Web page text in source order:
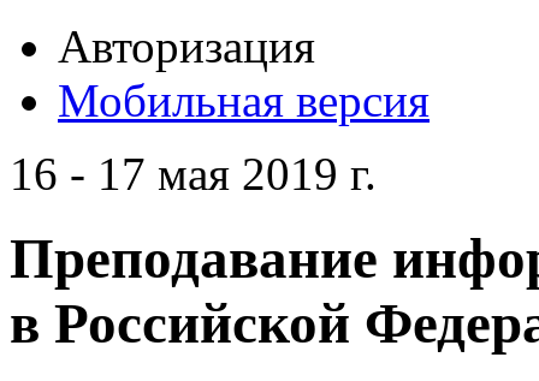
Авторизация
Мобильная версия
16 - 17 мая 2019 г.
Преподавание
в Российской